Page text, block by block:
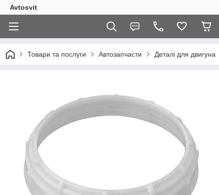
Avtosvit
Товари та послуги Автозапчасти Деталі для двигуна